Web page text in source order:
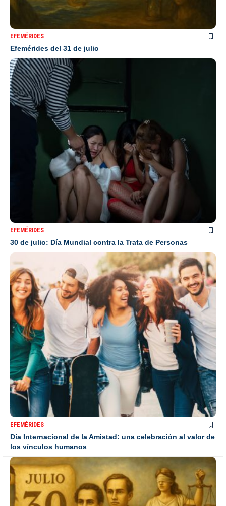
EFEMÉRIDES
Efemérides del 31 de julio
EFEMÉRIDES
30 de julio: Día Mundial contra la Trata de Personas
EFEMÉRIDES
Día Internacional de la Amistad: una celebración al valor de
los vínculos humanos